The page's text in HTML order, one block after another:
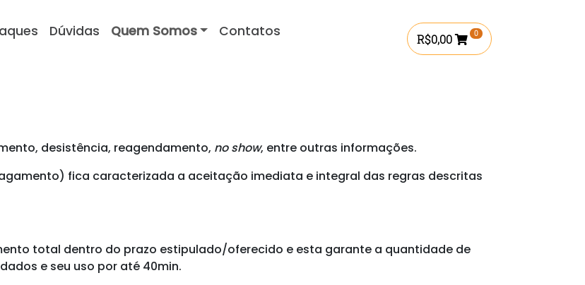
Dúvidas Quem Somos Contatos R$0,00 0
desistência, reagendamento, no show, entre outras informações.
fica caracterizada a aceitação imediata e integral das regras descritas
total dentro do prazo estipulado/oferecido e esta garante a quantidade de
e seu uso por até 40min.